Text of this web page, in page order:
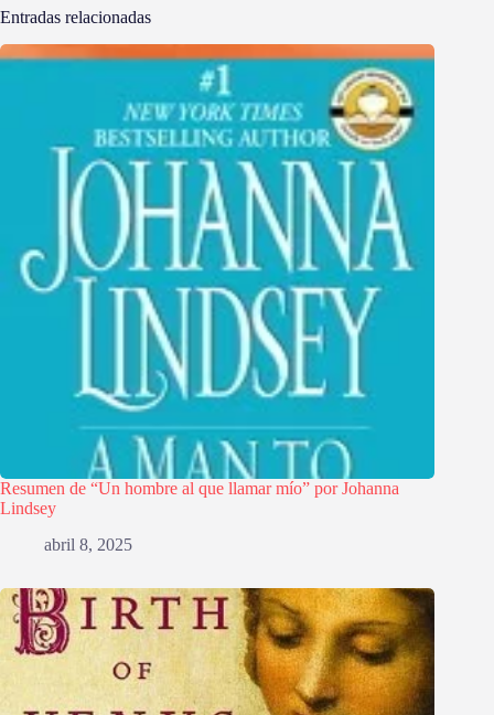
Entradas relacionadas
Resumen de “Un hombre al que llamar mío” por Johanna
Lindsey
abril 8, 2025